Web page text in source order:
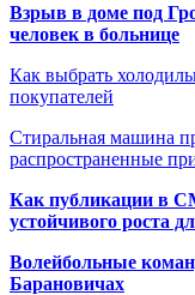
Взрыв в доме под
человек в больнице
Как выбрать
покупателей
Стиральная машина
распространенные
Как публикации в
устойчивого роста
Волейбольные
Барановичах